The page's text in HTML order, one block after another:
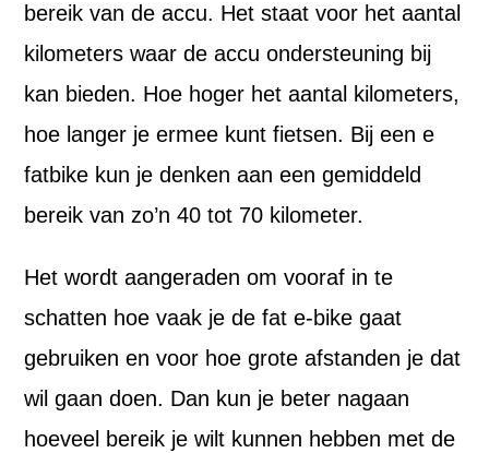
bereik van de accu. Het staat voor het aantal
kilometers waar de accu ondersteuning bij
kan bieden. Hoe hoger het aantal kilometers,
hoe langer je ermee kunt fietsen. Bij een e
fatbike kun je denken aan een gemiddeld
bereik van zo’n 40 tot 70 kilometer.
Het wordt aangeraden om vooraf in te
schatten hoe vaak je de fat e-bike gaat
gebruiken en voor hoe grote afstanden je dat
wil gaan doen. Dan kun je beter nagaan
hoeveel bereik je wilt kunnen hebben met de